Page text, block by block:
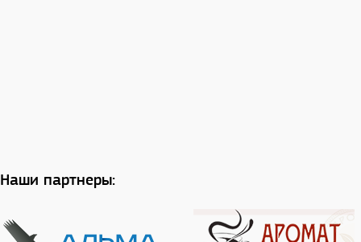
Наши партнеры: